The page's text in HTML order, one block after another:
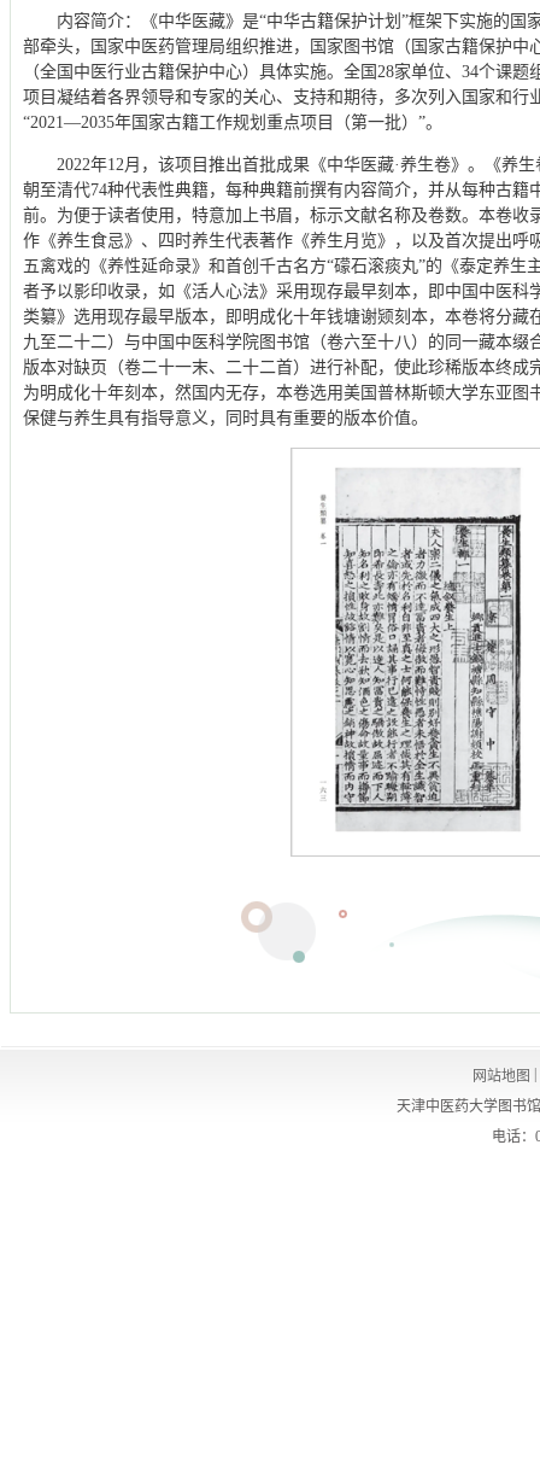
内容简介：《中华医藏》是“中华古籍保护计划”框架下实施的国
部牵头，国家中医药管理局组织推进，国家图书馆（国家古籍保护中
（全国中医行业古籍保护中心）具体实施。全国28家单位、34个课
项目凝结着各界领导和专家的关心、支持和期待，多次列入国家和行
“2021—2035年国家古籍工作规划重点项目（第一批）”。
2022年12月，该项目推出首批成果《中华医藏·养生卷》。《养
朝至清代74种代表性典籍，每种典籍前撰有内容简介，并从每种古籍
前。为便于读者使用，特意加上书眉，标示文献名称及卷数。本卷收
作《养生食忌》、四时养生代表著作《养生月览》，以及首次提出呼
五禽戏的《养性延命录》和首创千古名方“礞石滚痰丸”的《泰定养生
者予以影印收录，如《活人心法》采用现存最早刻本，即中国中医科
类纂》选用现存最早版本，即明成化十年钱塘谢颎刻本，本卷将分藏
九至二十二）与中国中医科学院图书馆（卷六至十八）的同一藏本缀
版本对缺页（卷二十一末、二十二首）进行补配，使此珍稀版本终成
为明成化十年刻本，然国内无存，本卷选用美国普林斯顿大学东亚图
保健与养生具有指导意义，同时具有重要的版本价值。
网站地图
天津中医药大学图书
电话：